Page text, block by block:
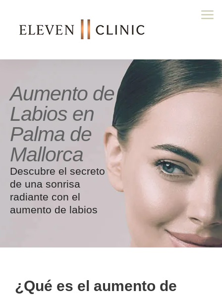
Aumento de
Labios en
Palma de
Mallorca
Descubre el secreto
de una sonrisa
radiante con el
aumento de labios
¿Qué es el aumento de